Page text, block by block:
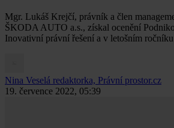
Mgr. Lukáš Krejčí, právník a člen
ŠKODA AUTO a.s., získal ocenění
Inovativní právní řešení a v letošním
Nina Veselá redaktorka, Právní prostor.cz
19. července 2022, 05:39